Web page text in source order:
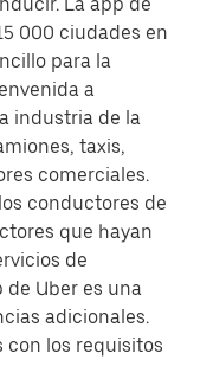
000 ciudades en
para la
a
industria de la
taxis,
comerciales.
conductores de
que hayan
de
Uber es una
adicionales.
con los requisitos